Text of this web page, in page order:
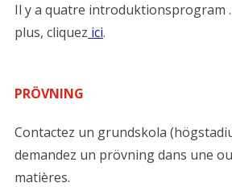
Il y a quatre introduktionsprogram
plus, cliquez ici.
PRÖVNING
Contactez un grundskola
demandez un prövning dans une
matières.